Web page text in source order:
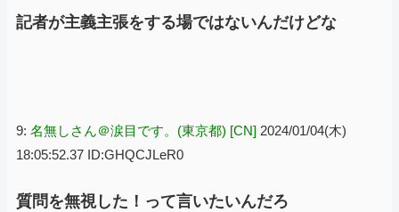
記者が主義主張をする場ではないんだけどな
9: 名無しさん＠涙目です。(東京都) [CN] 2024/01/04(木)
18:05:52.37 ID:GHQCJLeR0
質問を無視した！って言いたいんだろ